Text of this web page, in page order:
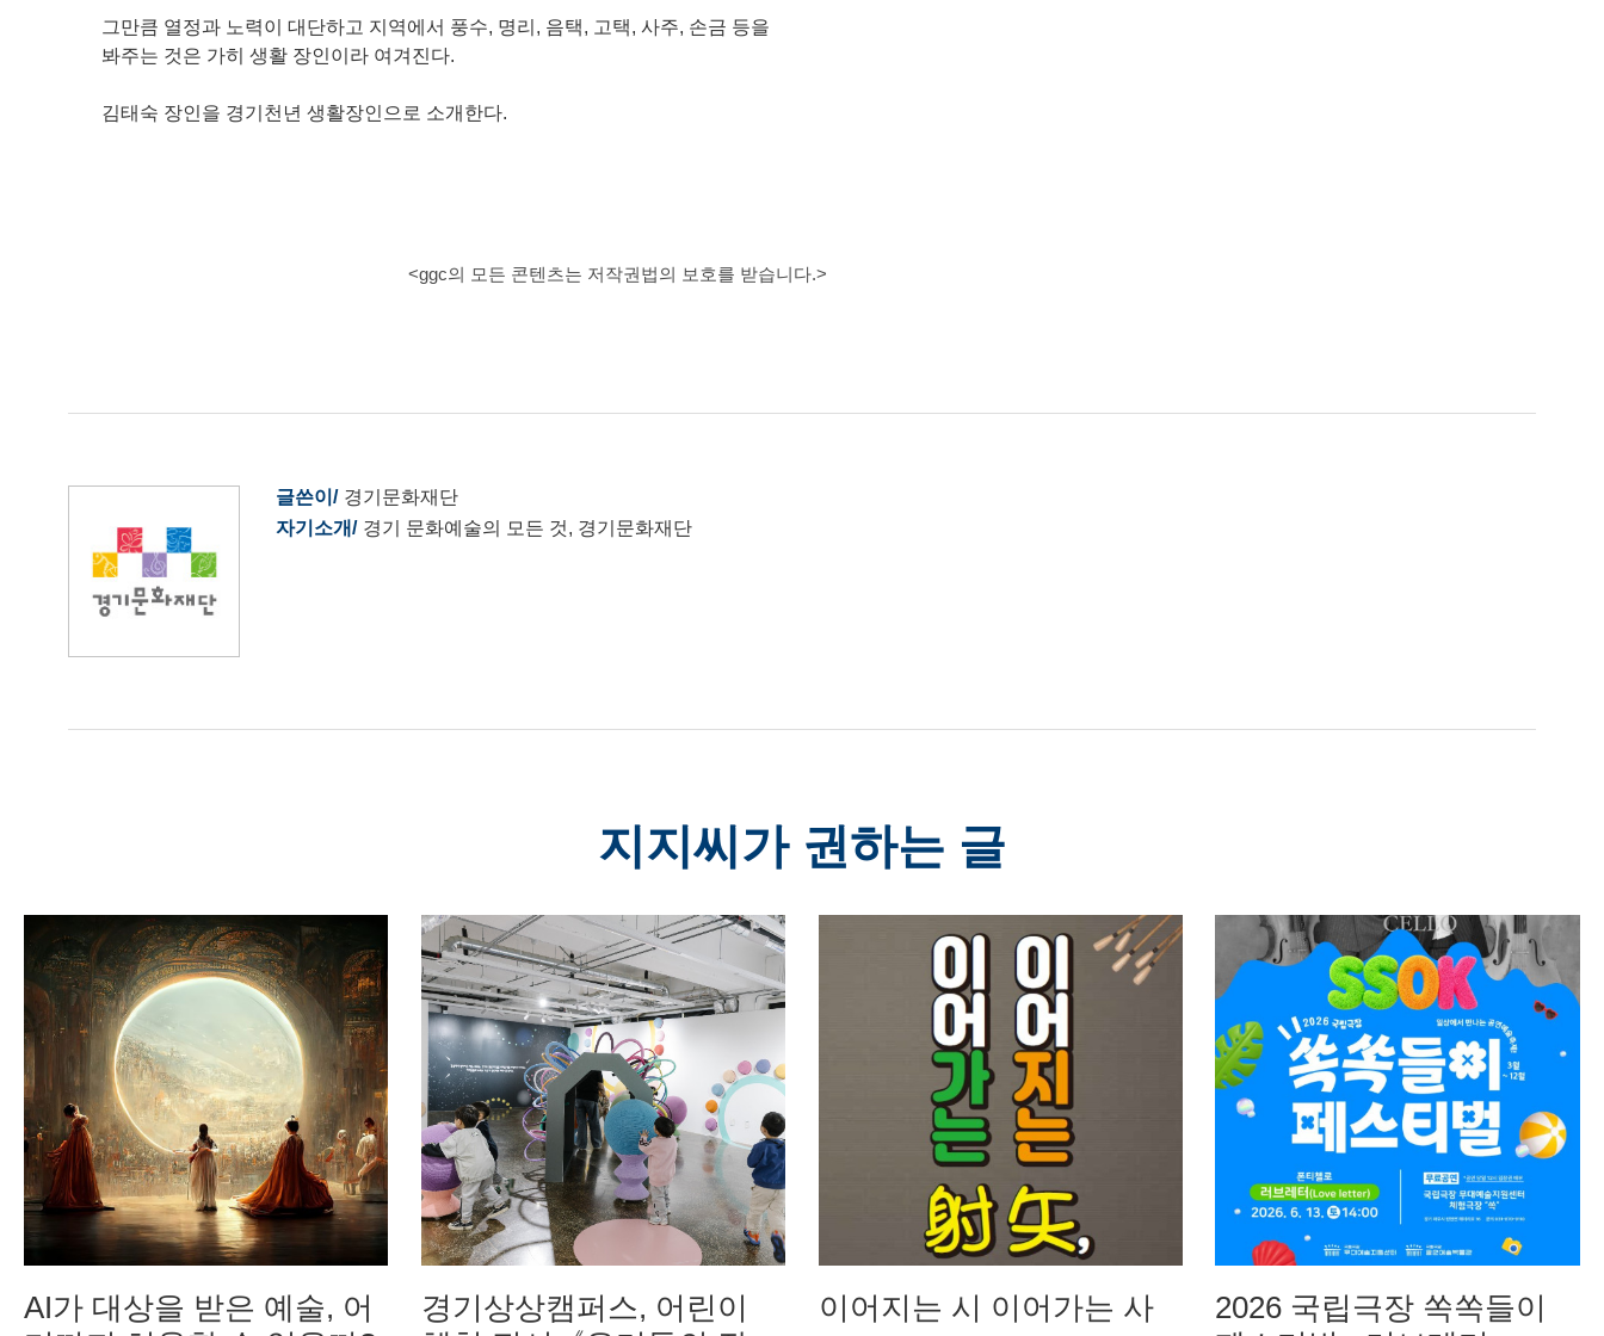
그만큼 열정과 노력이 대단하고 지역에서 풍수, 명리, 음택, 고택, 사주, 손금 등을
봐주는 것은 가히 생활 장인이라 여겨진다.
김태숙 장인을 경기천년 생활장인으로 소개한다.
<ggc의 모든 콘텐츠는 저작권법의 보호를 받습니다.>
글쓴이
경기문화재단
자기소개
경기 문화예술의 모든 것, 경기문화재단
지지씨가 권하는 글
AI가 대상을 받은 예술, 어
경기상상캠퍼스, 어린이
이어지는 시 이어가는 사
2026 국립극장 쏙쏙들이